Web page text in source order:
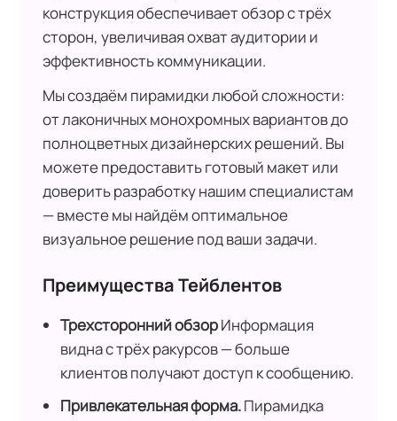
конструкция обеспечивает обзор с трёх
сторон, увеличивая охват аудитории и
эффективность коммуникации.
Мы создаём пирамидки любой сложности:
от лаконичных монохромных вариантов до
полноцветных дизайнерских решений. Вы
можете предоставить готовый макет или
доверить разработку нашим специалистам
— вместе мы найдём оптимальное
визуальное решение под ваши задачи.
Преимущества Тейблентов
Трехсторонний обзорИнформация
видна с трёх ракурсов — больше
клиентов получают доступ к сообщению.
Привлекательная форма.Пирамидка